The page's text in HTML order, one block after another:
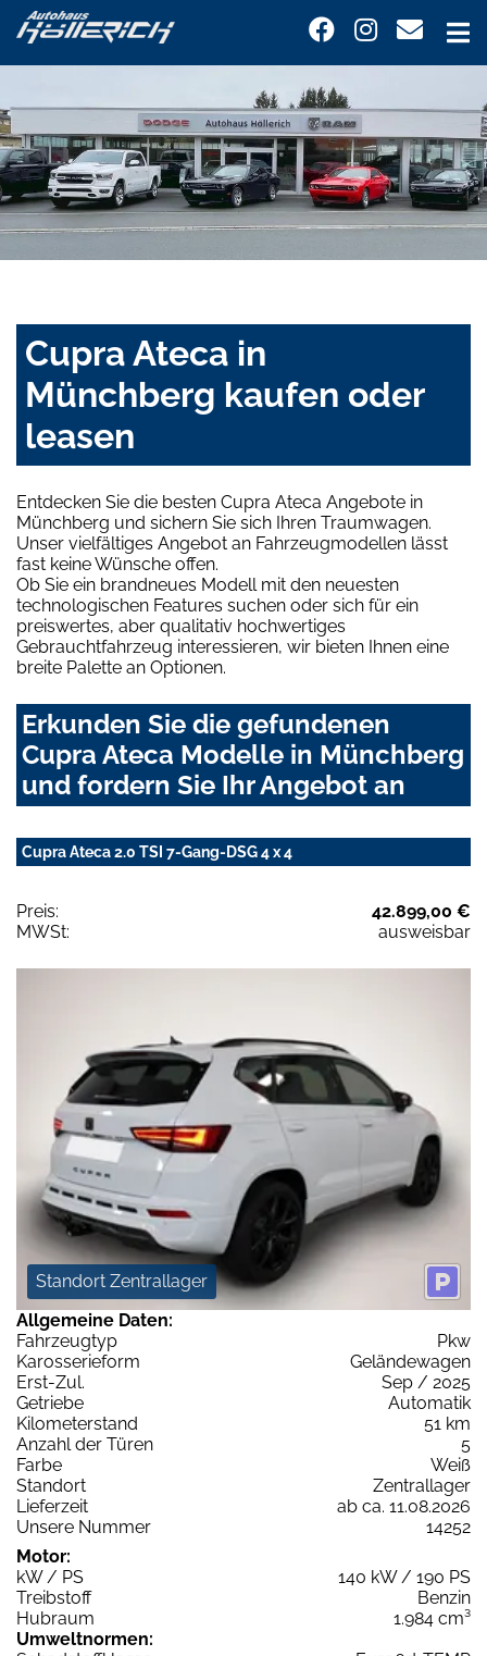
Cupra Ateca in
Münchberg kaufen oder
leasen
Entdecken Sie die besten Cupra Ateca Angebote in
Münchberg und sichern Sie sich Ihren Traumwagen.
Unser vielfältiges Angebot an Fahrzeugmodellen lässt
fast keine Wünsche offen.
Ob Sie ein brandneues Modell mit den neuesten
technologischen Features suchen oder sich für ein
preiswertes, aber qualitativ hochwertiges
Gebrauchtfahrzeug interessieren, wir bieten Ihnen eine
breite Palette an Optionen.
Erkunden Sie die gefundenen
Cupra Ateca Modelle in Münchberg
und fordern Sie Ihr Angebot an
Cupra Ateca 2.0 TSI 7-Gang-DSG 4 x 4
Preis:
42.899,00 €
MWSt:
ausweisbar
Standort Zentrallager
Allgemeine Daten:
Fahrzeugtyp
Pkw
Karosserieform
Geländewagen
Erst-Zul.
Sep / 2025
Getriebe
Automatik
Kilometerstand
51 km
Anzahl der Türen
5
Farbe
Weiß
Standort
Zentrallager
Lieferzeit
ab ca. 11.08.2026
Unsere Nummer
14252
Motor:
kW / PS
140 kW / 190 PS
Treibstoff
Benzin
Hubraum
1.984 cm³
Umweltnormen: